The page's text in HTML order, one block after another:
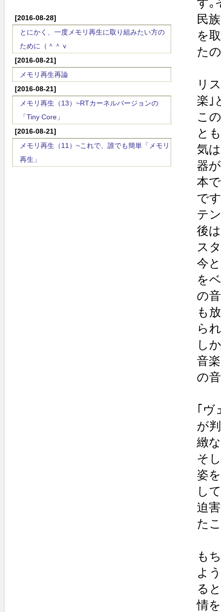
[2016-08-28]
とにかく、一度メモリ再生に取り組みたい方の
ために（＾＾ｖ
[2016-08-21]
メモリ再生再論
[2016-08-21]
メモリ再生（13）~RTカーネルバージョンの
「Tiny Core」
[2016-08-21]
メモリ再生（11）~これで、誰でも簡単「メモリ
再生」
す｡
民
を
た
リ
楽｣
こ
と
気
器
本
で
テ
後
ス
今
を
の
も
ら
し
音
の
｢ヴ
が
緻
そ
姿
し
迫
た
も
よ
る
情